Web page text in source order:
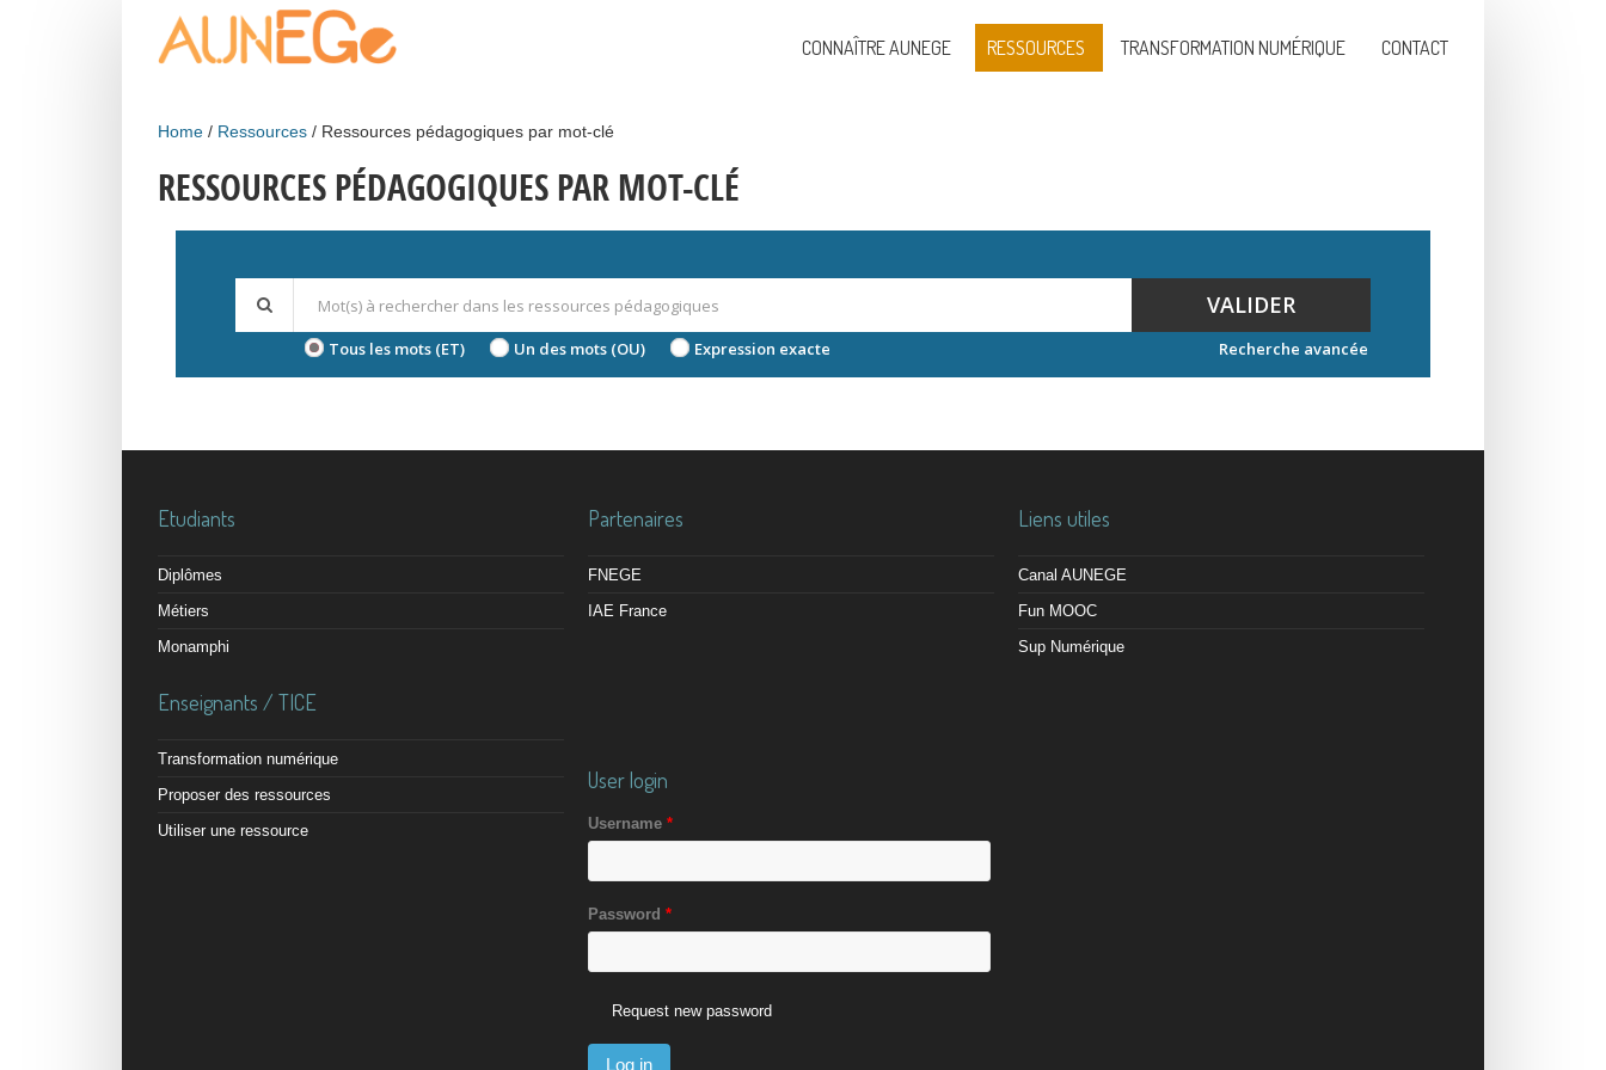
CONNAÎTRE AUNEGE RESSOURCES TRANSFORMATION NUMÉRIQUE CONTACT
Home Ressources Ressources pédagogiques par mot-clé
RESSOURCES PÉDAGOGIQUES PAR MOT-CLÉ
VALIDER
Tous les mots (ET) Un des mots (OU) Expression exacte Recherche avancée
Etudiants
Diplômes
Métiers
Monamphi
Enseignants / TICE
Transformation numérique
Proposer des ressources
Utiliser une ressource
Partenaires
FNEGE
IAE France
Liens utiles
Canal AUNEGE
Fun MOOC
Sup Numérique
User login
Username *
Password *
Request new password